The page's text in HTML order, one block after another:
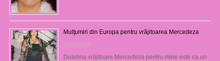
Mulţumiri din Europa pentru vrăjitoarea Mercedeza
09/08/2026
Doamna vrăjitoare Mercedeza pentru mine este ca un